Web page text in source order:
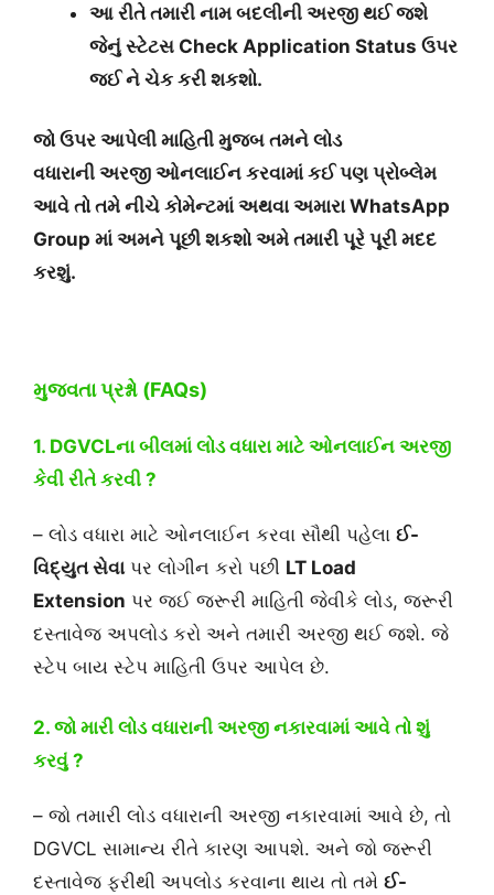
આ રીતે તમારી નામ બદલીની અરજી થઈ જશે
જેનું સ્ટેટસ Check Application Status ઉપર
જઈ ને ચેક કરી શકશો.
જો ઉપર આપેલી માહિતી મુજબ તમને લોડ
વધારાની અરજી ઓનલાઈન કરવામાં કઈ પણ પ્રોબ્લેમ
આવે તો તમે નીચે કોમેન્ટમાં અથવા અમારા WhatsApp
Group માં અમને પૂછી શકશો અમે તમારી પૂરે પૂરી મદદ
કરશું.
મુજવતા પ્રશ્નો (FAQs)
1. DGVCLના બીલમાં લોડ વધારા માટે ઓનલાઈન અરજી
કેવી રીતે કરવી ?
– લોડ વધારા માટે ઓનલાઈન કરવા સૌથી પહેલા ઈ-
વિદ્યુત સેવાપર લોગીન કરો પછી LT Load
Extension પર જઈ જરૂરી માહિતી જેવીકે લોડ, જરૂરી
દસ્તાવેજ અપલોડ કરો અને તમારી અરજી થઈ જશે. જે
સ્ટેપ બાય સ્ટેપ માહિતી ઉપર આપેલ છે.
2. જો મારી લોડ વધારાની અરજી નકારવામાં આવે તો શું
કરવું ?
– જો તમારી લોડ વધારાની અરજી નકારવામાં આવે છે, તો
DGVCL સામાન્ય રીતે કારણ આપશે. અને જો જરૂરી
દસ્તાવેજ ફરીથી અપલોડ કરવાના થાય તો તમે ઈ-